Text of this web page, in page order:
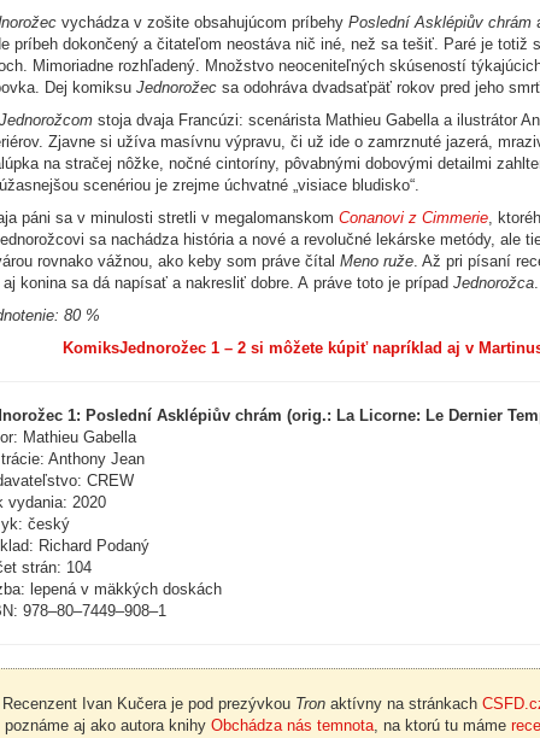
vychádza v zošite obsahujúcom príbehy Poslední Asklépiův chrám
príbeh dokončený a čitateľom neostáva nič iné, než sa tešiť. Paré je
Mimoriadne rozhľadený. Množstvo neoceniteľných skúseností
Dej komiksu Jednorožec sa odohráva dvadsaťpäť rokov pred jeho
Jednorožcom stoja dvaja Francúzi: scenárista Mathieu Gabella a ilustrátor
Zjavne si užíva masívnu výpravu, či už ide o zamrznuté jazerá,
na stračej nôžke, nočné cintoríny, pôvabnými dobovými detailmi
scenériou je zrejme úchvatné „visiace bludisko“.
páni sa v minulosti stretli v megalomanskom Conanovi z Cimmerie,
sa nachádza história a nové a revolučné lekárske metódy,
rovnako vážnou, ako keby som práve čítal Meno ruže. Až pri písaní
aj konina sa dá napísať a nakresliť dobre. A práve toto je prípad Jednorožca
80 %
KomiksJednorožec 1 – 2 si môžete kúpiť napríklad aj v
1: Poslední Asklépiův chrám (orig.: La Licorne: Le Dernier
Mathieu Gabella
Anthony Jean
CREW
vydania: 2020
český
Richard Podaný
strán: 104
lepená v mäkkých doskách
978–80–7449–908–1
Recenzent Ivan Kučera je pod prezývkou Tron aktívny na stránkach
poznáme aj ako autora knihy Obchádza nás temnota, na ktorú tu máme